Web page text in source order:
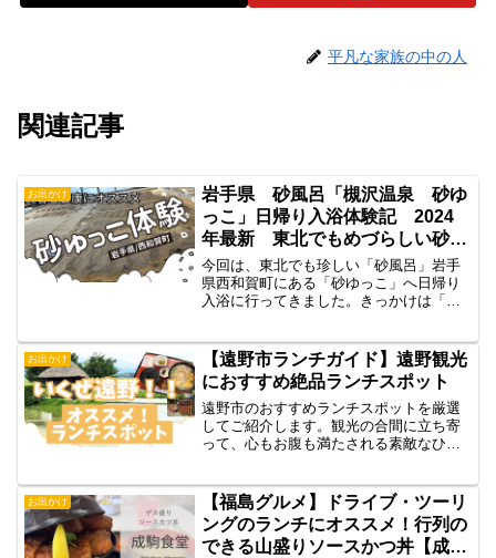
平凡な家族の中の人
関連記事
お出かけ
岩手県 砂風呂「槻沢温泉 砂ゆ
っこ」日帰り入浴体験記 2024
年最新 東北でもめづらしい砂風
呂で内側からデトックス！美容と
健康にオススメ
今回は、東北でも珍しい「砂風呂」岩手
県西和賀町にある「砂ゆっこ」へ日帰り
入浴に行ってきました。きっかけは「ひ
切実な思い。更に冬の寒さもあり心が病
んでいたところ、「酵素風...
お出かけ
【遠野市ランチガイド】遠野観光
におすすめ絶品ランチスポット
遠野市のおすすめランチスポットを厳選
してご紹介します。観光の合間に立ち寄
って、心もお腹も満たされる素敵なひと
お出かけ
【福島グルメ】ドライブ・ツーリ
ングのランチにオススメ！行列の
できる山盛りソースかつ丼【成駒